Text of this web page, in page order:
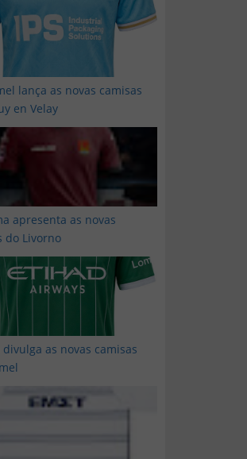
lança as novas camisas
en Velay
apresenta as novas
do Livorno
divulga as novas camisas